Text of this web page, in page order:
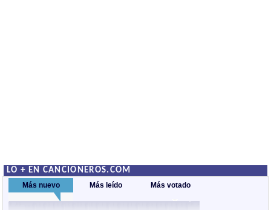
LO + EN CANCIONEROS.COM
Más nuevo Más leído Más votado